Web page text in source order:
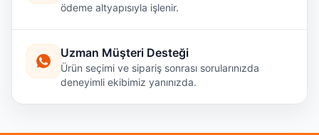
ödeme altyapısıyla işlenir.
Uzman Müşteri Desteği
Ürün seçimi ve sipariş sonrası sorularınızda
deneyimli ekibimiz yanınızda.